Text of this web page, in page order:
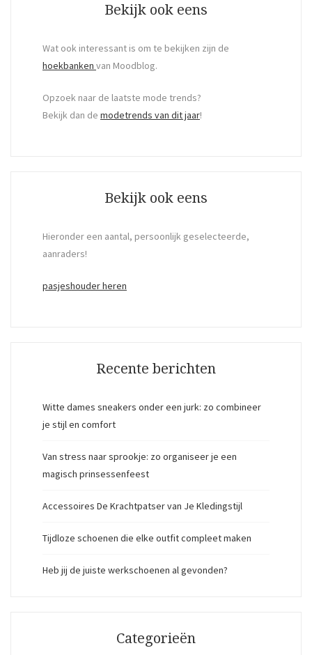
Bekijk ook eens
Wat ook interessant is om te bekijken zijn de
hoekbanken van Moodblog.
Opzoek naar de laatste mode trends?
Bekijk dan de modetrends van dit jaar!
Bekijk ook eens
Hieronder een aantal, persoonlijk geselecteerde,
aanraders!
pasjeshouder heren
Recente berichten
Witte dames sneakers onder een jurk: zo combineer
je stijl en comfort
Van stress naar sprookje: zo organiseer je een
magisch prinsessenfeest
Accessoires De Krachtpatser van Je Kledingstijl
Tijdloze schoenen die elke outfit compleet maken
Heb jij de juiste werkschoenen al gevonden?
Categorieën